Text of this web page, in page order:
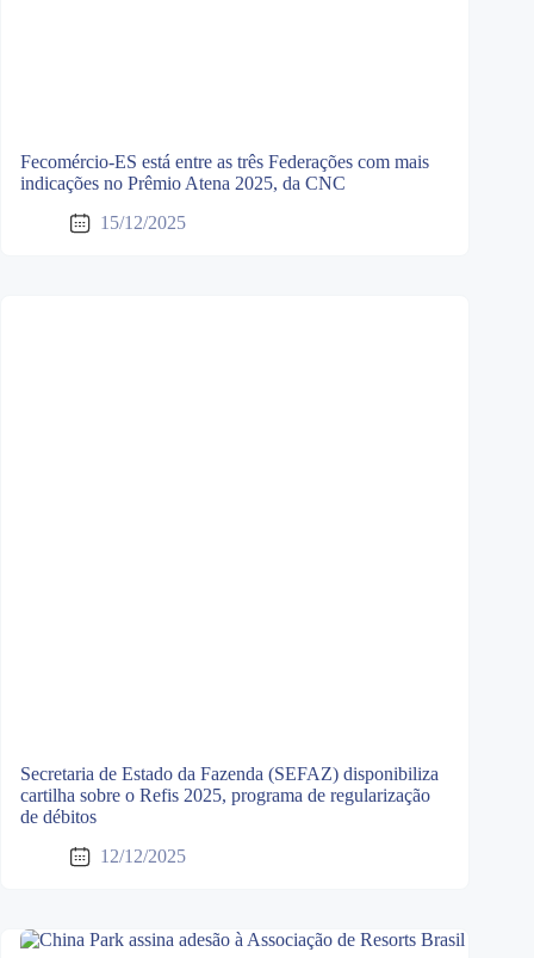
Fecomércio-ES está entre as três Federações com mais
indicações no Prêmio Atena 2025, da CNC
15/12/2025
Secretaria de Estado da Fazenda (SEFAZ) disponibiliza
cartilha sobre o Refis 2025, programa de regularização
de débitos
12/12/2025